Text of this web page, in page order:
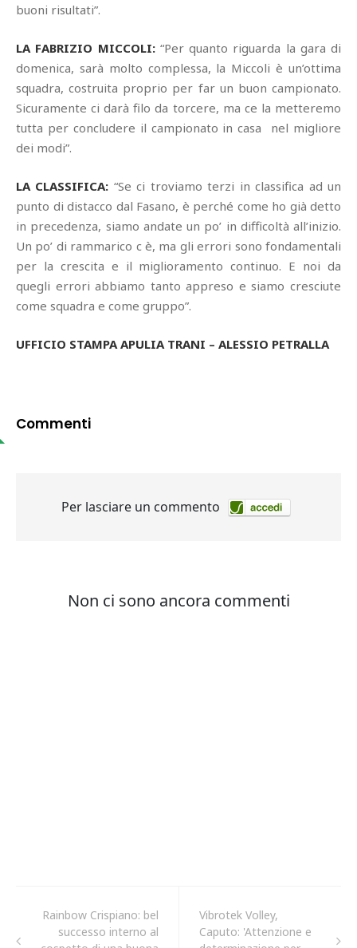
buoni risultati”.
LA FABRIZIO MICCOLI:“Per quanto riguarda la gara di
domenica, sarà molto complessa, la Miccoli è un’ottima
squadra, costruita proprio per far un buon campionato.
Sicuramente ci darà filo da torcere, ma ce la metteremo
tutta per concludere il campionato in casa nel migliore
dei modi”.
LA CLASSIFICA: “Se ci troviamo terzi in classifica ad un
punto di distacco dal Fasano, è perché come ho già detto
in precedenza, siamo andate un po’ in difficoltà all’inizio.
Un po’ di rammarico c è, ma gli errori sono fondamentali
per la crescita e il miglioramento continuo. E noi da
quegli errori abbiamo tanto appreso e siamo cresciute
come squadra e come gruppo”.
UFFICIO STAMPA APULIA TRANI – ALESSIO PETRALLA
Commenti
Rainbow Crispiano: bel
successo interno al
Vibrotek Volley,
Caputo: 'Attenzione e